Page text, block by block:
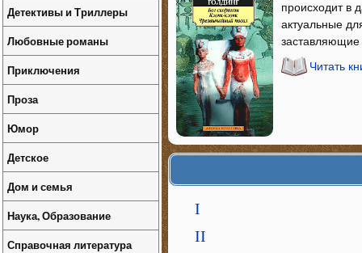
происходит в
актуальные
заставляющие
Читать
I
II
Детективы и Триллеры
Любовные романы
Приключения
Проза
Юмор
Детское
Дом и семья
Наука, Образование
Справочная литература